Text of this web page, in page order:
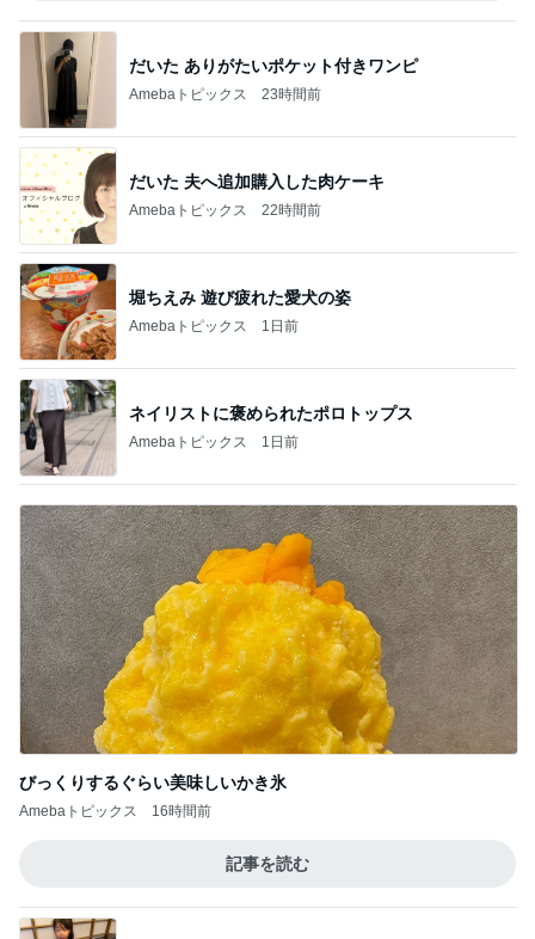
だいた ありがたいポケット付きワンピ
Amebaトピックス 23時間前
だいた 夫へ追加購入した肉ケーキ
Amebaトピックス 22時間前
堀ちえみ 遊び疲れた愛犬の姿
Amebaトピックス 1日前
ネイリストに褒められたポロトップス
Amebaトピックス 1日前
びっくりするぐらい美味しいかき氷
Amebaトピックス 16時間前
記事を読む